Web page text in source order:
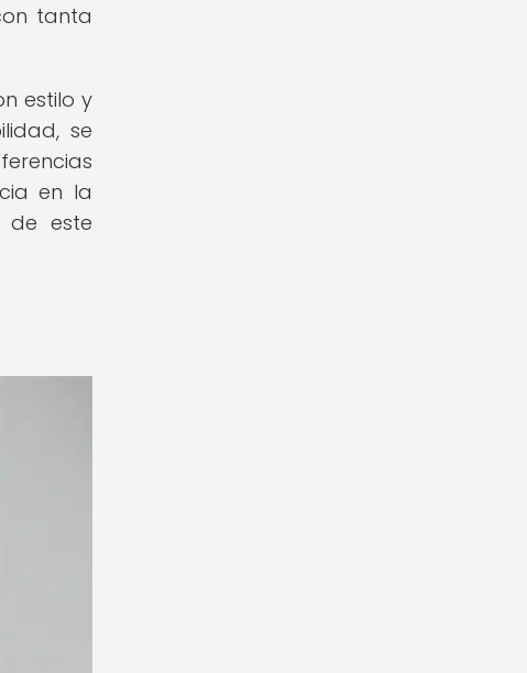
tanta
estilo y
se
en la
de este